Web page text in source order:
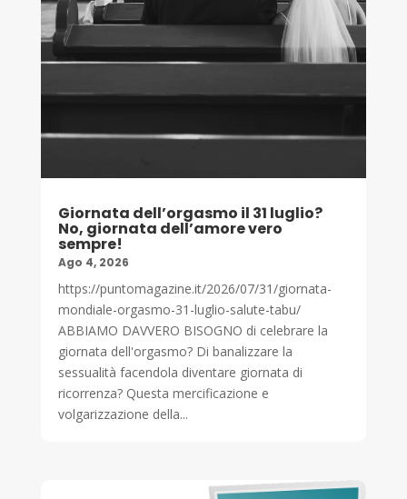
Giornata dell’orgasmo il 31 luglio?
No, giornata dell’amore vero
sempre!
Ago 4, 2026
https://puntomagazine.it/2026/07/31/giornata-
mondiale-orgasmo-31-luglio-salute-tabu/
ABBIAMO DAVVERO BISOGNO di celebrare la
giornata dell'orgasmo? Di banalizzare la
sessualità facendola diventare giornata di
ricorrenza? Questa mercificazione e
volgarizzazione della...